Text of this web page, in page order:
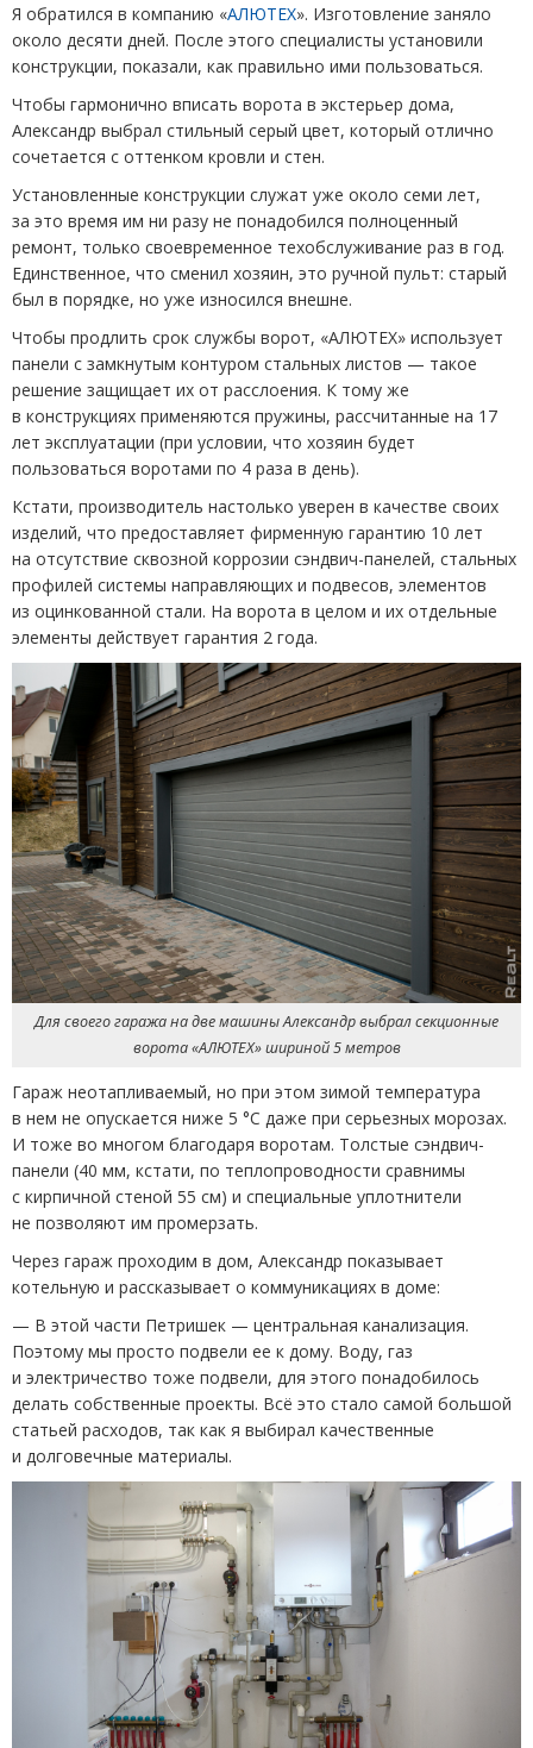
Я обратился в компанию «АЛЮТЕХ». Изготовление заняло
около десяти дней. После этого специалисты установили
конструкции, показали, как правильно ими пользоваться.
Чтобы гармонично вписать ворота в экстерьер дома,
Александр выбрал стильный серый цвет, который отлично
сочетается с оттенком кровли и стен.
Установленные конструкции служат уже около семи лет,
за это время им ни разу не понадобился полноценный
ремонт, только своевременное техобслуживание раз в год.
Единственное, что сменил хозяин, это ручной пульт: старый
был в порядке, но уже износился внешне.
Чтобы продлить срок службы ворот, «АЛЮТЕХ» использует
панели с замкнутым контуром стальных листов — такое
решение защищает их от расслоения. К тому же
в конструкциях применяются пружины, рассчитанные на 17
лет эксплуатации (при условии, что хозяин будет
пользоваться воротами по 4 раза в день).
Кстати, производитель настолько уверен в качестве своих
изделий, что предоставляет фирменную гарантию 10 лет
на отсутствие сквозной коррозии сэндвич-панелей, стальных
профилей системы направляющих и подвесов, элементов
из оцинкованной стали. На ворота в целом и их отдельные
элементы действует гарантия 2 года.
Для своего гаража на две машины Александр выбрал секционные
ворота «АЛЮТЕХ» шириной 5 метров
Гараж неотапливаемый, но при этом зимой температура
в нем не опускается ниже 5 °C даже при серьезных морозах.
И тоже во многом благодаря воротам. Толстые сэндвич-
панели (40 мм, кстати, по теплопроводности сравнимы
с кирпичной стеной 55 см) и специальные уплотнители
не позволяют им промерзать.
Через гараж проходим в дом, Александр показывает
котельную и рассказывает о коммуникациях в доме:
— В этой части Петришек — центральная канализация.
Поэтому мы просто подвели ее к дому. Воду, газ
и электричество тоже подвели, для этого понадобилось
делать собственные проекты. Всё это стало самой большой
статьей расходов, так как я выбирал качественные
и долговечные материалы.